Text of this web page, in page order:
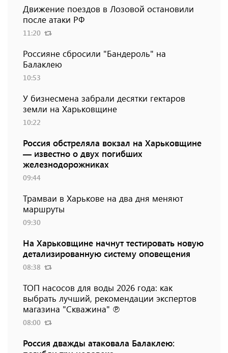
Движение поездов в Лозовой остановили
после атаки РФ
11:20
Россияне сбросили "Бандероль" на
Балаклею
10:53
У бизнесмена забрали десятки гектаров
земли на Харьковщине
10:22
Россия обстреляла вокзал на Харьковщине
— известно о двух погибших
железнодорожниках
09:44
Трамваи в Харькове на два дня меняют
маршруты
09:30
На Харьковщине начнут тестировать новую
детализированную систему оповещения
08:38
ТОП насосов для воды 2026 года: как
выбрать лучший, рекомендации экспертов
магазина "Скважина" ℗
08:00
Россия дважды атаковала Балаклею: